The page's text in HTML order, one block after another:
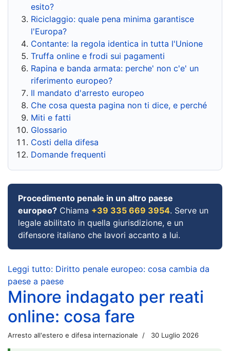
esito?
Riciclaggio: quale pena minima garantisce
l'Europa?
Contante: la regola identica in tutta l'Unione
Truffa online e frodi sui pagamenti
Rapina e banda armata: perche' non c'e' un
riferimento europeo?
Il mandato d'arresto europeo
Che cosa questa pagina non ti dice, e perché
Miti e fatti
Glossario
Costi della difesa
Domande frequenti
Procedimento penale in un altro paese
europeo? Chiama +39 335 669 3954. Serve un
legale abilitato in quella giurisdizione, e un
difensore italiano che lavori accanto a lui.
Leggi tutto: Diritto penale europeo: cosa cambia da
paese a paese
Minore indagato per reati
online: cosa fare
Arresto all'estero e difesa internazionale 30 Luglio 2026